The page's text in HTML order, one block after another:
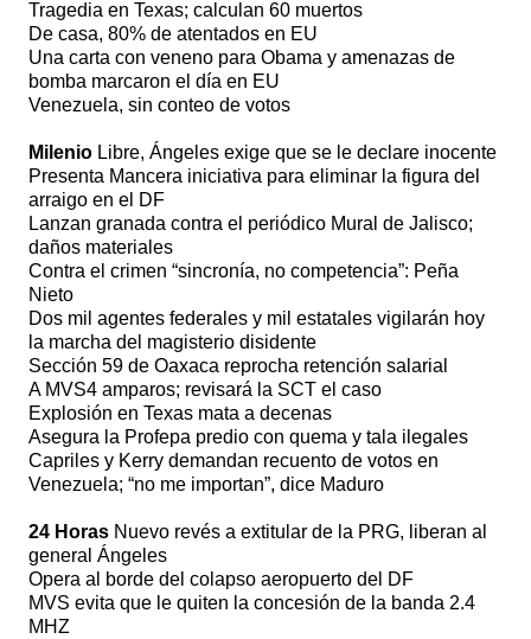
Tragedia en Texas; calculan 60 muertos
De casa, 80% de atentados en EU
Una carta con veneno para Obama y amenazas de
bomba marcaron el día en EU
Venezuela, sin conteo de votos
Milenio Libre, Ángeles exige que se le declare inocente
Presenta Mancera iniciativa para eliminar la figura del
arraigo en el DF
Lanzan granada contra el periódico Mural de Jalisco;
daños materiales
Contra el crimen “sincronía, no competencia”: Peña
Nieto
Dos mil agentes federales y mil estatales vigilarán hoy
la marcha del magisterio disidente
Sección 59 de Oaxaca reprocha retención salarial
A MVS4 amparos; revisará la SCT el caso
Explosión en Texas mata a decenas
Asegura la Profepa predio con quema y tala ilegales
Capriles y Kerry demandan recuento de votos en
Venezuela; “no me importan”, dice Maduro
24 Horas Nuevo revés a extitular de la PRG, liberan al
general Ángeles
Opera al borde del colapso aeropuerto del DF
MVS evita que le quiten la concesión de la banda 2.4
MHZ